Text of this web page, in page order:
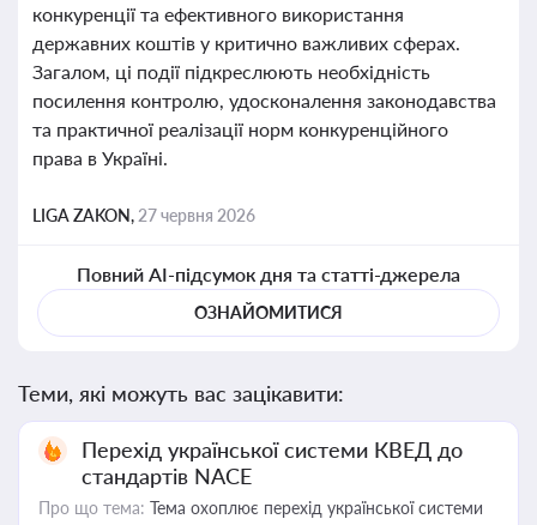
конкуренції та ефективного використання
державних коштів у критично важливих сферах.
Загалом, ці події підкреслюють необхідність
посилення контролю, удосконалення законодавства
та практичної реалізації норм конкуренційного
права в Україні.
LIGA ZAKON, 27 червня 2026
Повний AI-підсумок дня та статті-джерела
ОЗНАЙОМИТИСЯ
Теми, які можуть вас зацікавити:
Перехід української системи КВЕД до
стандартів NACE
Про що тема: Тема охоплює перехід української системи